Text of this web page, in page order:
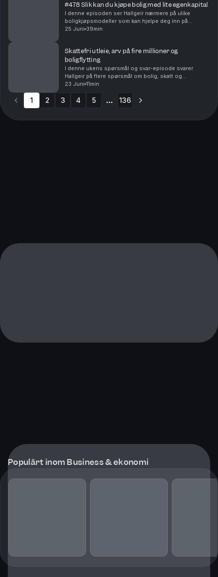
#478 Slik kan du kjøpe bolig med lite egenkapital
I denne episoden ser Hallgeir nærmere på ulike
boligkjøpsmodeller som kan hjelpe deg inn på
boligmarkedet selv om egenkapitalen er liten – eller
25 Juni 39min
Skattefri utleie, arv på fire millioner og
boligflytting
I denne ukens spørsmål og svar-episode svarer
Hallgeir på flere spørsmål om bolig, skatt og
investeringer. Du får blant annet høre om: • Når utleie
av den andre delen av en tomannsbolig kan bli
skatte...
23 Juni 11min
1 2 3 4 5 136
Populärt inom Business & ekonomi